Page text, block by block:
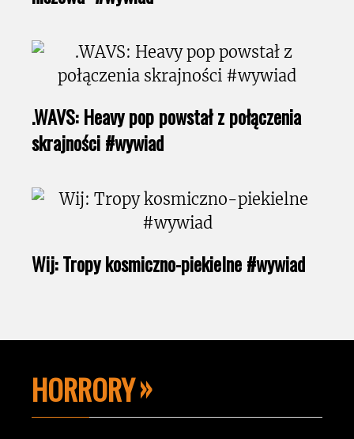
.WAVS: Heavy pop powstał z połączenia
skrajności #wywiad
Wij: Tropy kosmiczno-piekielne #wywiad
HORRORY